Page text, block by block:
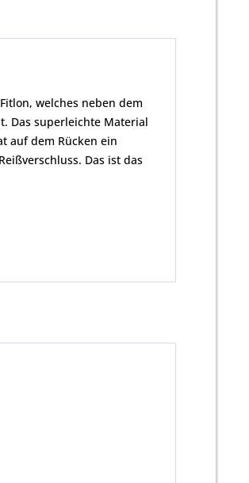
welches neben dem
Das superleichte Material
auf dem Rücken ein
Das ist das